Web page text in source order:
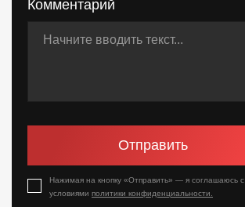
Комментарий
Отправить
Нажимая на кнопку «Отправить» — я соглашаюсь с
условиями политики конфиденциальности.